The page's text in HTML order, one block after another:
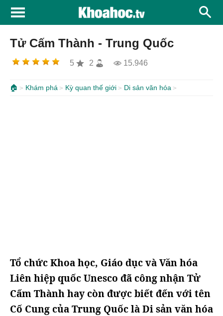
Tử Cấm Thành - Trung Quốc
5 2 15.946
🏠 Khám phá Kỳ quan thế giới Di sản văn hóa
Tổ chức Khoa học, Giáo dục và Văn hóa
Liên hiệp quốc Unesco đã công nhận Tử
Cấm Thành hay còn được biết đến với tên
Cố Cung của Trung Quốc là Di sản văn hóa